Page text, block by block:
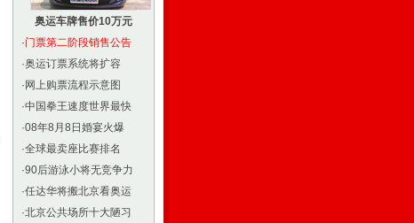
奥运车牌售价10万元
·门票第二阶段销售公告
·奥运订票系统将扩容
· 网上购票流程示意图
·中国拳王速度世界最快
·08年8月8日婚宴火爆
·全球最卖座比赛排名
·90后游泳小将无竞争力
·任达华将搬北京看奥运
·北京公共场所十大陋习